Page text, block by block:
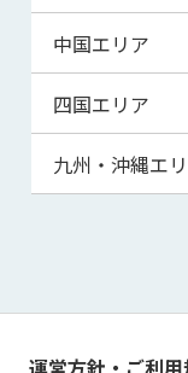
秋田県
山形県
千葉県
茨城県
群馬県
福井県
山梨県
長野県
静岡県
三重県
滋賀県
京都府
大阪府
兵庫県
和歌山県
中国エリア
鳥取県
島根県
山口県
四国エリア
徳島県
高知県
九州・沖縄エ
運営方針・ご利用